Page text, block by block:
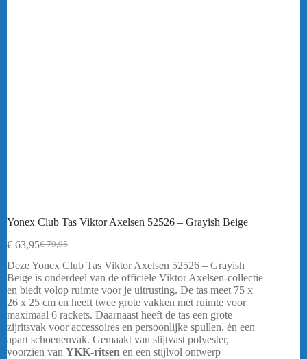
Yonex Club Tas Viktor Axelsen 52526 – Grayish Beige
€79,95
Oorspronkelijke
prijs
was:
€ 79,95.
€ 63,95Huidige
prijs
is:
€ 63,95.
Deze Yonex Club Tas Viktor Axelsen 52526 – Grayish
Beige is onderdeel van de officiële Viktor Axelsen-collectie
en biedt volop ruimte voor je uitrusting. De tas meet 75 x
26 x 25 cm en heeft twee grote vakken met ruimte voor
maximaal 6 rackets. Daarnaast heeft de tas een grote
zijritsvak voor accessoires en persoonlijke spullen, én een
apart schoenenvak. Gemaakt van slijtvast polyester,
voorzien van YKK-ritsen en een stijlvol ontwerp